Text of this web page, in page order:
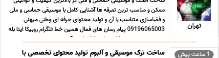
تهران
ممکن و مناسب ترین تعرفه ها آشنایی کامل با موسیقی حماسی و ملی
و فضاسازی متناسب با آن و تولید محتوای حرفه ای وطنی میهنی
09196065003 پیام رسان های فعال همین خط تلگرام روبیکا ایتا بله
سروش در صورت تمایل به ارتباط از طریق آی ... ...
1 ساعت پیش ساخت ترک موسیقی و آلبوم تولید محتوای تخصصی با